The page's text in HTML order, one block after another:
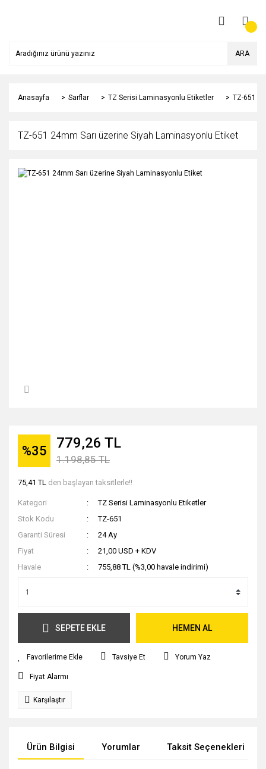
ARA
Anasayfa Sarflar TZ Serisi Laminasyonlu Etiketler TZ-651
TZ-651 24mm Sarı üzerine Siyah Laminasyonlu Etiket
%35 779,26 TL
1.198,85 TL
75,41 TL den başlayan taksitlerle!!
Kategori
TZ Serisi Laminasyonlu Etiketler
Stok Kodu
TZ-651
Garanti Süresi
24 Ay
Fiyat
21,00 USD + KDV
Havale
755,88 TL (%3,00 havale indirimi)
SEPETE EKLE HEMEN AL
Tavsiye Et Yorum Yaz
Fiyat Alarmı
Karşılaştır
Ürün Bilgisi Yorumlar Taksit Seçenekleri